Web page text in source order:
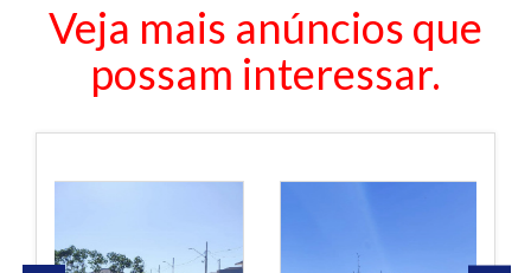
Veja mais anúncios que
possam interessar.